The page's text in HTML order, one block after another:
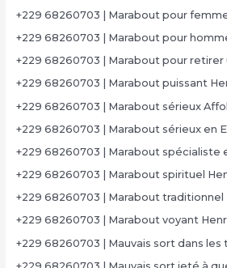
+229 68260703 | Marabout pour
+229 68260703 | Marabout pour
+229 68260703 | Marabout pour
+229 68260703 | Marabout puissant
+229 68260703 | Marabout sérieux
+229 68260703 | Marabout sérieux en
+229 68260703 | Marabout spécialiste
+229 68260703 | Marabout spirituel
+229 68260703 | Marabout traditionnel
+229 68260703 | Marabout voyant
+229 68260703 | Mauvais sort dans les